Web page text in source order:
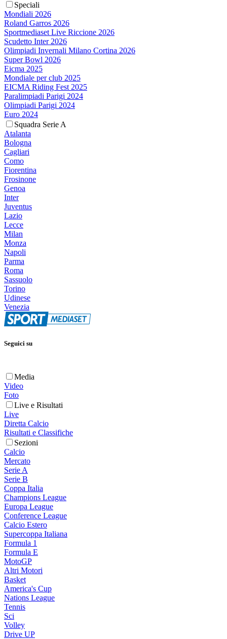
Speciali
Mondiali 2026
Roland Garros 2026
Sportmediaset Live Riccione 2026
Scudetto Inter 2026
Olimpiadi Invernali Milano Cortina 2026
Super Bowl 2026
Eicma 2025
Mondiale per club 2025
EICMA Riding Fest 2025
Paralimpiadi Parigi 2024
Olimpiadi Parigi 2024
Euro 2024
Squadra Serie A
Atalanta
Bologna
Cagliari
Como
Fiorentina
Frosinone
Genoa
Inter
Juventus
Lazio
Lecce
Milan
Monza
Napoli
Parma
Roma
Sassuolo
Torino
Udinese
Venezia
Seguici su
Media
Video
Foto
Live e Risultati
Live
Diretta Calcio
Risultati e Classifiche
Sezioni
Calcio
Mercato
Serie A
Serie B
Coppa Italia
Champions League
Europa League
Conference League
Calcio Estero
Supercoppa Italiana
Formula 1
Formula E
MotoGP
Altri Motori
Basket
America's Cup
Nations League
Tennis
Sci
Volley
Drive UP